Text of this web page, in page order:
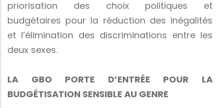
priorisation des choix politiques et
budgétaires pour la réduction des inégalités
et l’élimination des discriminations entre les
deux sexes.
LA GBO PORTE D’ENTRÉE POUR LA
BUDGÉTISATION SENSIBLE AU GENRE